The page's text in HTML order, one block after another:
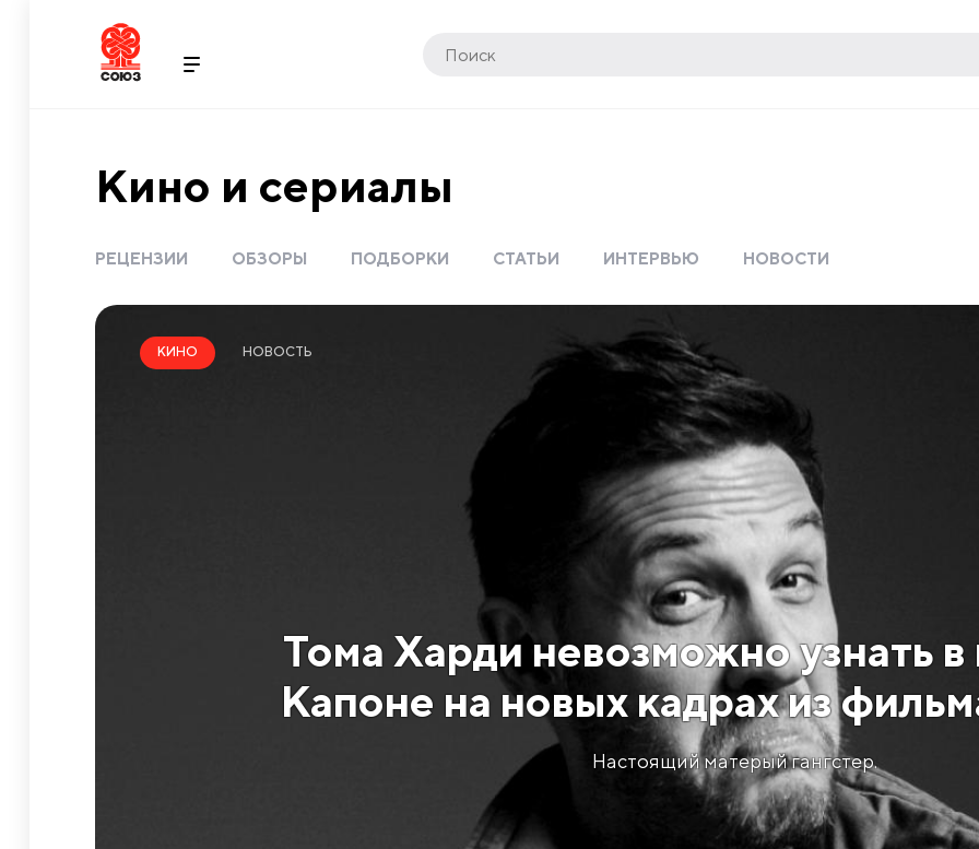
Кино и сериалы
РЕЦЕНЗИИ ОБЗОРЫ ПОДБОРКИ СТАТЬИ ИНТЕРВЬЮ НОВОСТИ
Тома Харди невозможно узнать
Капоне на новых кадрах из
Настоящий матерый гангстер.
КИНО НОВОСТЬ